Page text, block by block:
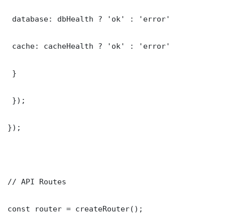
database: dbHealth ? 'ok' : 'error'
cache: cacheHealth ? 'ok' : 'error'
}
});
});
// API Routes
const router = createRouter();